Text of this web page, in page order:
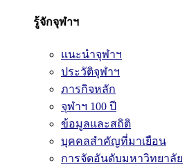
รู้จักจุฬาฯ
แนะนำจุฬาฯ
ประวัติจุฬาฯ
ภารกิจหลัก
จุฬาฯ 100 ปี
ข้อมูลและสถิติ
บุคคลสำคัญที่มาเยือน
การจัดอันดับมหาวิทยาลัย